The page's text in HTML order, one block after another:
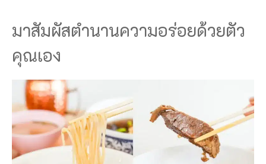
มาสัมผัสตำนานความอร่อยด้วยตัว
คุณเอง